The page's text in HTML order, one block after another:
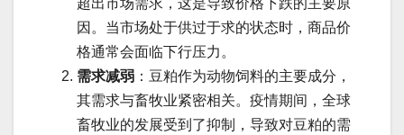
因。当市场处于供过于求的状态时，商品价
格通常会面临下行压力。
需求减弱 ：豆粕作为动物饲料的主要成分，
其需求与畜牧业紧密相关。疫情期间，全球
畜牧业的发展受到了抑制，导致对豆粕的需